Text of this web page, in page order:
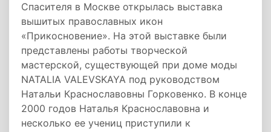
Спасителя в Москве открылась выставка
вышитых православных икон
«Прикосновение». На этой выставке были
представлены работы творческой
мастерской, существующей при доме моды
NATALIA VALEVSKAYA под руководством
Натальи Краснославовны Горковенко. В конце
2000 годов Наталья Краснославовна и
несколько ее учениц приступили к